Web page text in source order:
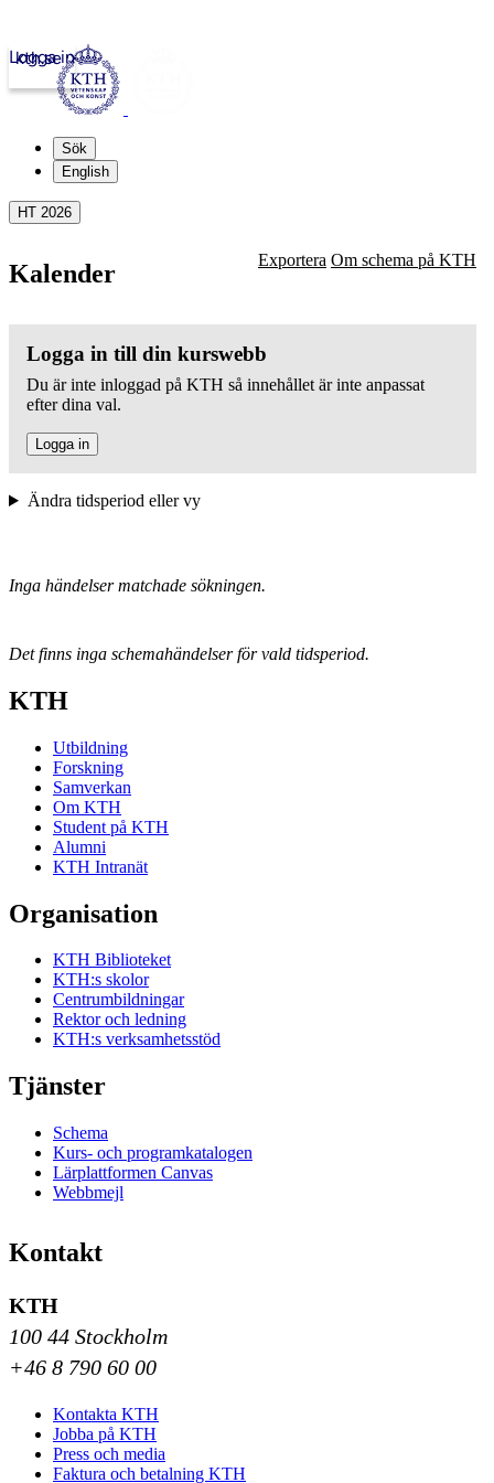
kth.se
Logga in
Sök
English
HT 2026
Kalender Exportera Om schema på KTH
Logga in till din kurswebb
Du är inte inloggad på KTH så innehållet är inte anpassat
efter dina val.
Logga in
Ändra tidsperiod eller vy
Inga händelser matchade sökningen.
Det finns inga schemahändelser för vald tidsperiod.
KTH
Utbildning
Forskning
Samverkan
Om KTH
Student på KTH
Alumni
KTH Intranät
Organisation
KTH Biblioteket
KTH:s skolor
Centrumbildningar
Rektor och ledning
KTH:s verksamhetsstöd
Tjänster
Schema
Kurs- och programkatalogen
Lärplattformen Canvas
Webbmejl
Kontakt
KTH
100 44 Stockholm
+46 8 790 60 00
Kontakta KTH
Jobba på KTH
Press och media
Faktura och betalning KTH